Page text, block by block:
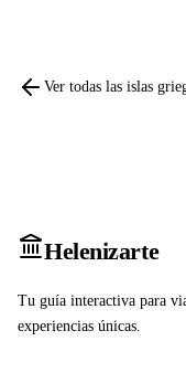
Ver todas las islas
Helenizarte
Tu guía interactiva para
experiencias únicas.